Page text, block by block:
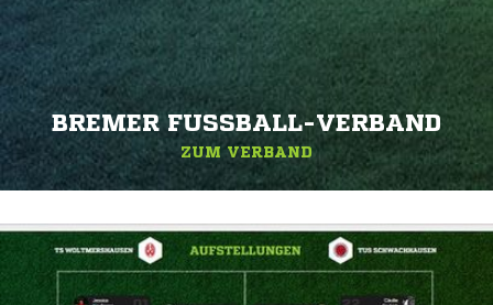
BREMER FUSSBALL-VERBAND
ZUM VERBAND